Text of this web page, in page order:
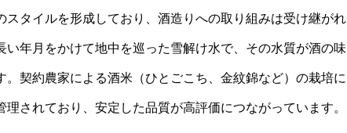
タイルを形成しており、酒造りへの取り組みは受け継がれ
年月をかけて地中を巡った雪解け水で、その水質が酒の味
契約農家による酒米（ひとごこち、金紋錦など）の栽培に
されており、安定した品質が高評価につながっています。